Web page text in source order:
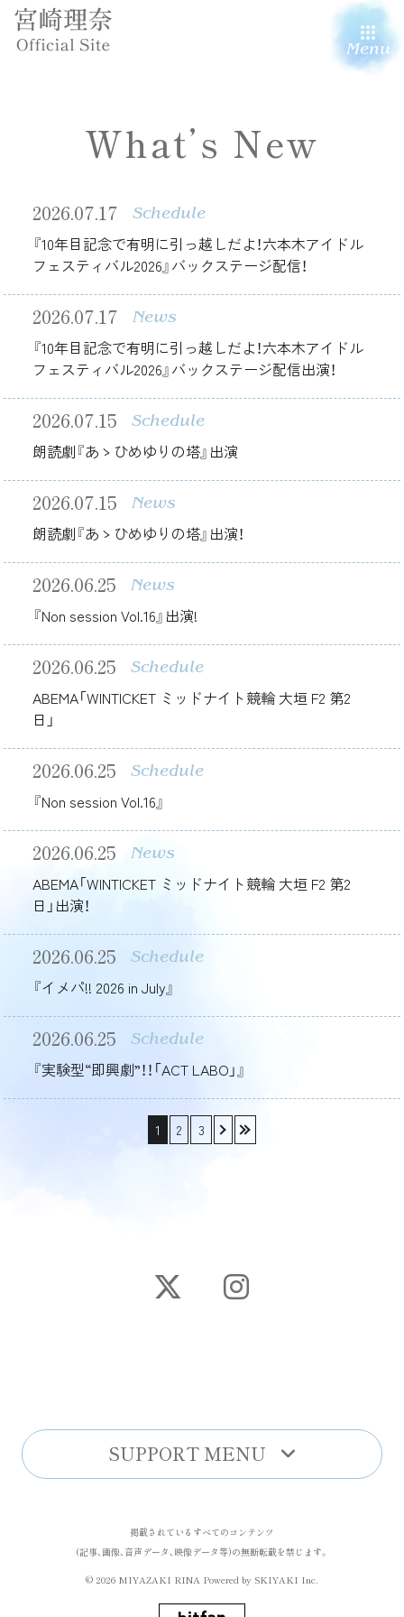
Menu
What’s New
2026.07.17 Schedule
『10年目記念で有明に引っ越しだよ！六本木アイドル
フェスティバル2026』バックステージ配信！
2026.07.17 News
『10年目記念で有明に引っ越しだよ！六本木アイドル
フェスティバル2026』バックステージ配信出演！
2026.07.15 Schedule
朗読劇『あゝひめゆりの塔』出演
2026.07.15 News
朗読劇『あゝひめゆりの塔』出演！
2026.06.25 News
『Non session Vol.16』出演!
2026.06.25 Schedule
ABEMA「WINTICKET ミッドナイト競輪 大垣 F2 第2
日」
2026.06.25 Schedule
『Non session Vol.16』
2026.06.25 News
ABEMA「WINTICKET ミッドナイト競輪 大垣 F2 第2
日」出演！
2026.06.25 Schedule
『イメパ!! 2026 in July』
2026.06.25 Schedule
『実験型“即興劇”！！「ACT LABO」』
1 2 3 › »
SUPPORT MENU
掲載されているすべてのコンテンツ
(記事、画像、音声データ、映像データ等)の無断転載を禁じます。
© 2026 MIYAZAKI RINA Powered by SKIYAKI Inc.